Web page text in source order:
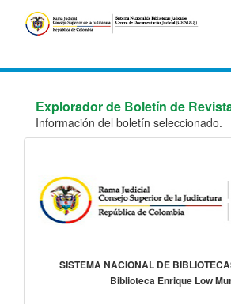
Explorador de Boletín de
Información del boletín seleccionado.
SISTEMA NACIONAL DE
Biblioteca Enrique Low